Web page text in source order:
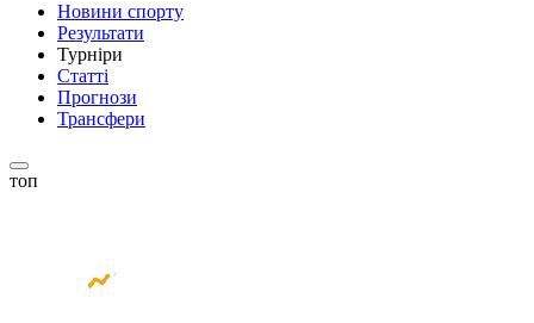
Новини спорту
Результати
Турніри
Статті
Прогнози
Трансфери
топ